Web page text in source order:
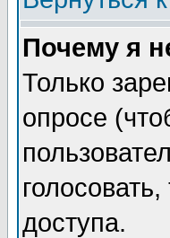
Почему я
Только
опросе
доступа.